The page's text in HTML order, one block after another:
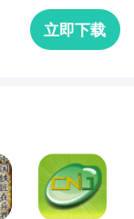
立即下载